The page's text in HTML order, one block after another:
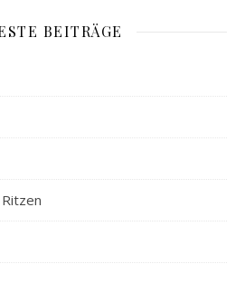
BEITRÄGE